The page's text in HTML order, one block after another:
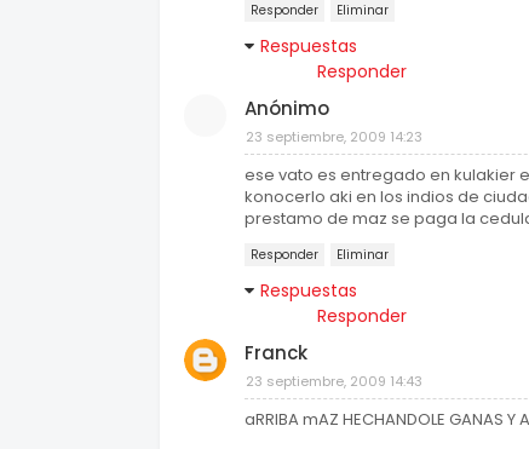
Responder Eliminar
Respuestas
Responder
Anónimo
23 septiembre, 2009 14:23
ese vato es entregado en kulakier
konocerlo aki en los indios de
prestamo de maz se paga la
Responder Eliminar
Respuestas
Responder
Franck
23 septiembre, 2009 14:43
aRRIBA mAZ HECHANDOLE GANAS Y